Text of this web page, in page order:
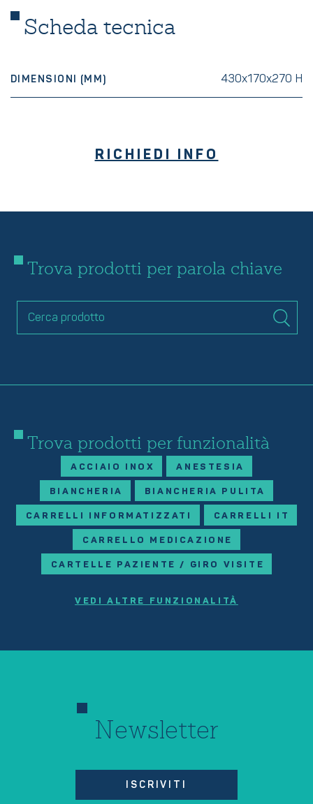
Scheda tecnica
DIMENSIONI (MM) 430x170x270 H
RICHIEDI INFO
Trova prodotti per parola chiave
Trova prodotti per funzionalità
ACCIAIO INOX ANESTESIA
BIANCHERIA BIANCHERIA PULITA
CARRELLI INFORMATIZZATI CARRELLI IT
CARRELLO MEDICAZIONE
CARTELLE PAZIENTE / GIRO VISITE
VEDI ALTRE FUNZIONALITÀ
Newsletter
ISCRIVITI